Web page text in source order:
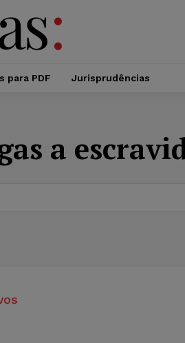
para PDF Jurisprudências
a